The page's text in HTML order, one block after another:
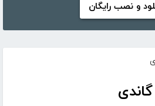
و نصب رایگان